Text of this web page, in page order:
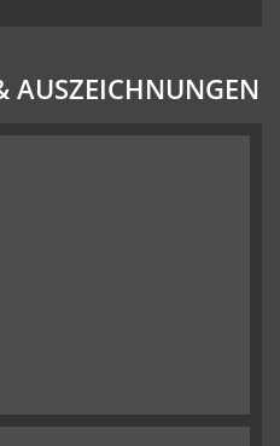
AUSZEICHNUNGEN